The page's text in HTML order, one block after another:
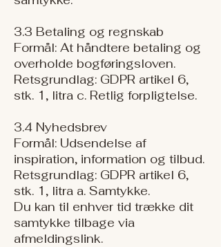
3.3 Betaling og regnskab
Formål: At håndtere betaling og
overholde bogføringsloven.
Retsgrundlag: GDPR artikel 6,
stk. 1, litra c. Retlig forpligtelse.
3.4 Nyhedsbrev
Formål: Udsendelse af
inspiration, information og tilbud.
Retsgrundlag: GDPR artikel 6,
stk. 1, litra a. Samtykke.
Du kan til enhver tid trække dit
samtykke tilbage via
afmeldingslink.